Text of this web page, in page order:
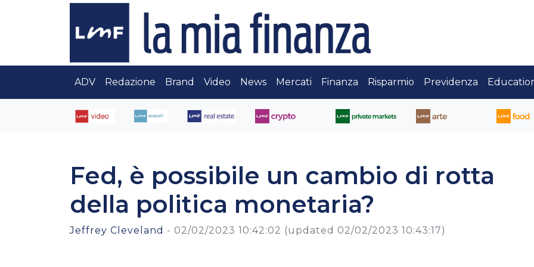
ADV Redazione Brand Video News Mercati Finanza Risparmio Previdenza
Fed, è possibile un cambio di rotta
della politica monetaria?
Jeffrey Cleveland - 02/02/2023 10:42:02 (updated 02/02/2023 10:43:17)